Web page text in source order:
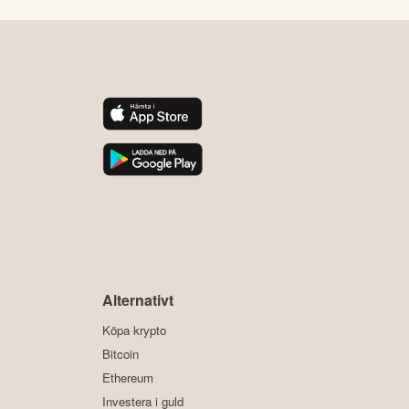
Alternativt
Köpa krypto
Bitcoin
Ethereum
Investera i guld